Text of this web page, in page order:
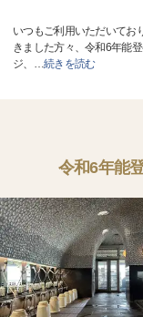
いつもご利用いただいてお
きました方々、令和6年能
ジ、 …続きを読む
令和6年能